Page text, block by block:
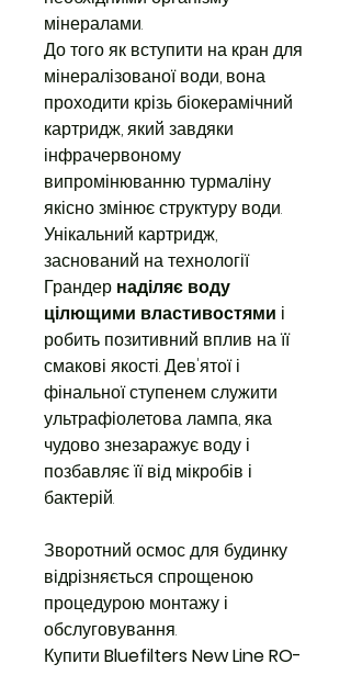
мінералами.
До того як вступити на кран для
мінералізованої води, вона
проходити крізь біокерамічний
картридж, який завдяки
інфрачервоному
випромінюванню турмаліну
якісно змінює структуру води.
Унікальний картридж,
заснований на технології
Грандер наділяє воду
цілющими властивостями і
робить позитивний вплив на її
смакові якості. Дев'ятої і
фінальної ступенем служити
ультрафіолетова лампа, яка
чудово знезаражує воду і
позбавляє її від мікробів і
бактерій.
Зворотний осмос для будинку
відрізняється спрощеною
процедурою монтажу і
обслуговування.
Купити Bluefilters New Line RO-